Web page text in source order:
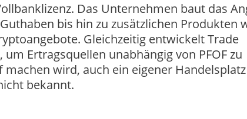
Das Unternehmen baut das
bis hin zu zusätzlichen Produkten
Gleichzeitig entwickelt Trade
Ertragsquellen unabhängig von PFOF zu
wird, auch ein eigener
bekannt.